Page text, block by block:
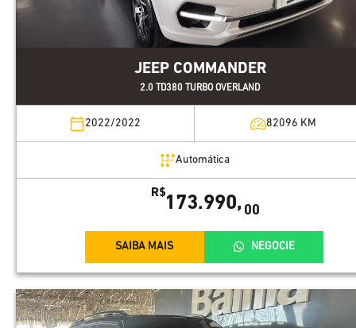
JEEP COMMANDER
2.0 TD380 TURBO OVERLAND
2022/2022 82096 KM
Automática
R$
173.990, 00
SAIBA MAIS NEGOCIE